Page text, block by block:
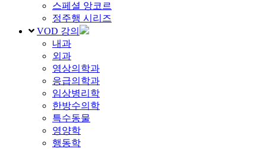
스페셜 앙코르
정주행 시리즈
VOD 강의
내과
외과
영상의학과
응급의학과
임상병리학
한방수의학
특수동물
영양학
행동학